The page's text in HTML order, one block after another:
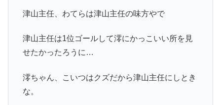
津山主任、わてらは津山主任の味方やで
津山主任は1位ゴールして澪にかっこいい所を見
せたかったろうに…
澪ちゃん、こいつはクズだから津山主任にしとき
な。